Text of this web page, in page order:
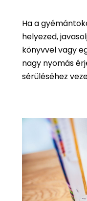
Ha a
helyezed,
könyvvel vagy
nagy nyomás
sérüléséhez